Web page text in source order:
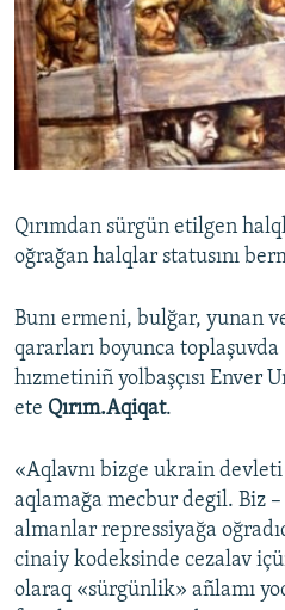
FİKİR
Русский
Українською
RFE/RS bütün saytları
Qırımdan sürgün etilgen
oğrağan halqlar statusını
Bunı ermeni, bulğar, yunan
qararları boyunca
hızmetiniñ yolbaşçısı Enver
ete Qırım.Aqiqat.
«Aqlavnı bizge ukrain
aqlamağa mecbur degil. Biz
almanlar repressiyağa
cinaiy kodeksinde cezalav
olaraq «sürgünlik» añlamı